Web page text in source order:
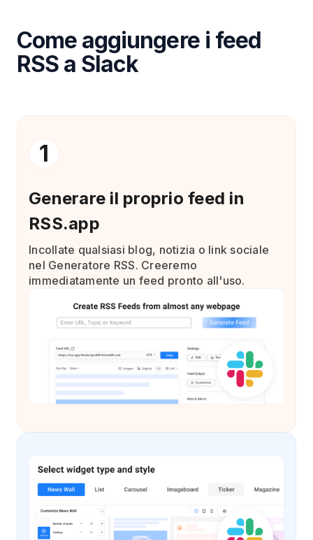
Come aggiungere i feed
RSS a Slack
1
Generare il proprio feed in
RSS.app
Incollate qualsiasi blog, notizia o link sociale
nel Generatore RSS. Creeremo
immediatamente un feed pronto all'uso.